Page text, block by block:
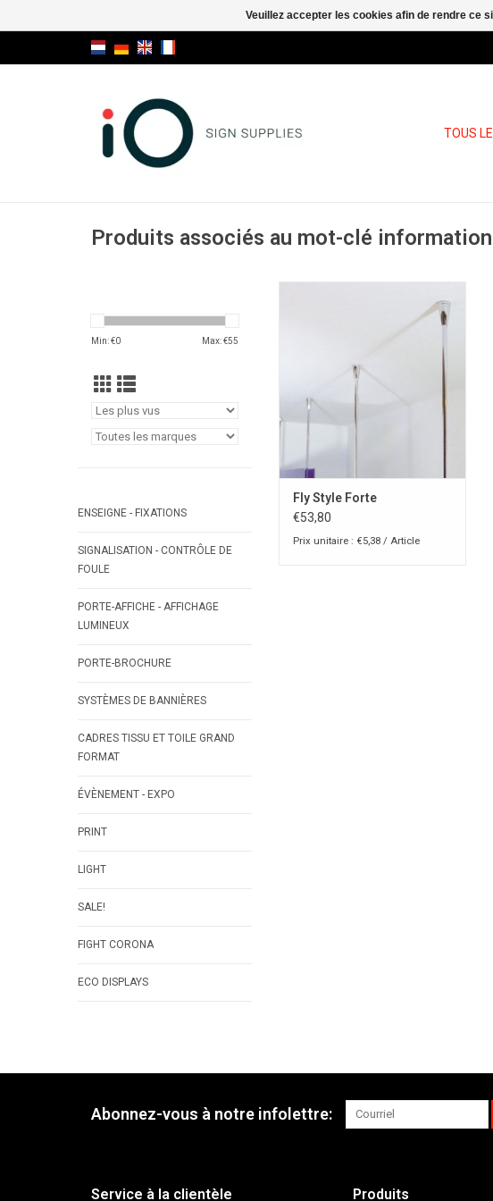
TOUS
Produits associés au mot-clé
Min: €0 Max: €55
ENSEIGNE - FIXATIONS
SIGNALISATION - CONTRÔLE DE
FOULE
PORTE-AFFICHE - AFFICHAGE
LUMINEUX
PORTE-BROCHURE
SYSTÈMES DE BANNIÈRES
CADRES TISSU ET TOILE GRAND
FORMAT
ÉVÈNEMENT - EXPO
PRINT
LIGHT
SALE!
FIGHT CORONA
ECO DISPLAYS
Fly Style Forte
€53,80
Prix unitaire : €5,38 / Article
Abonnez-vous à notre infolettre:
Service à la clientèle Produits
Veuillez accepter les cookies afin de rendre ce